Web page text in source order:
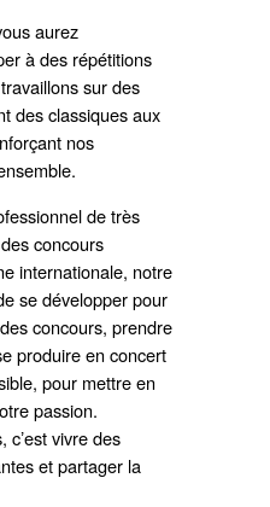
aurez
à des répétitions
sur des
des classiques aux
nos
de très
concours
internationale, notre
se développer pour
concours, prendre
produire en concert
pour mettre en
passion.
cʼest vivre des
et partager la